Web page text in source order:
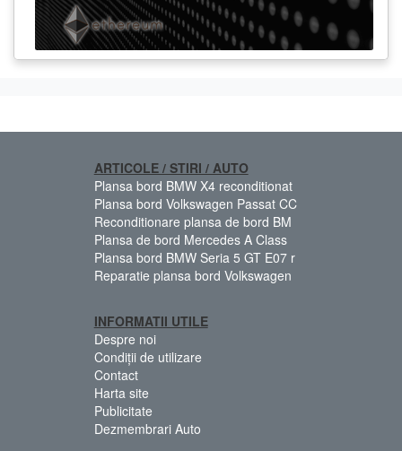
ARTICOLE / STIRI / AUTO
Plansa bord BMW X4 reconditionat
Plansa bord Volkswagen Passat CC
Reconditionare plansa de bord BM
Plansa de bord Mercedes A Class
Plansa bord BMW Seria 5 GT E07 r
Reparatie plansa bord Volkswagen
INFORMATII UTILE
Despre noi
Condiții de utilizare
Contact
Harta site
Publicitate
Dezmembrari Auto